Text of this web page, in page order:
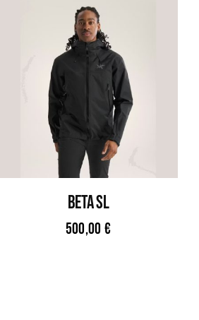
BETA SL
500,00 €